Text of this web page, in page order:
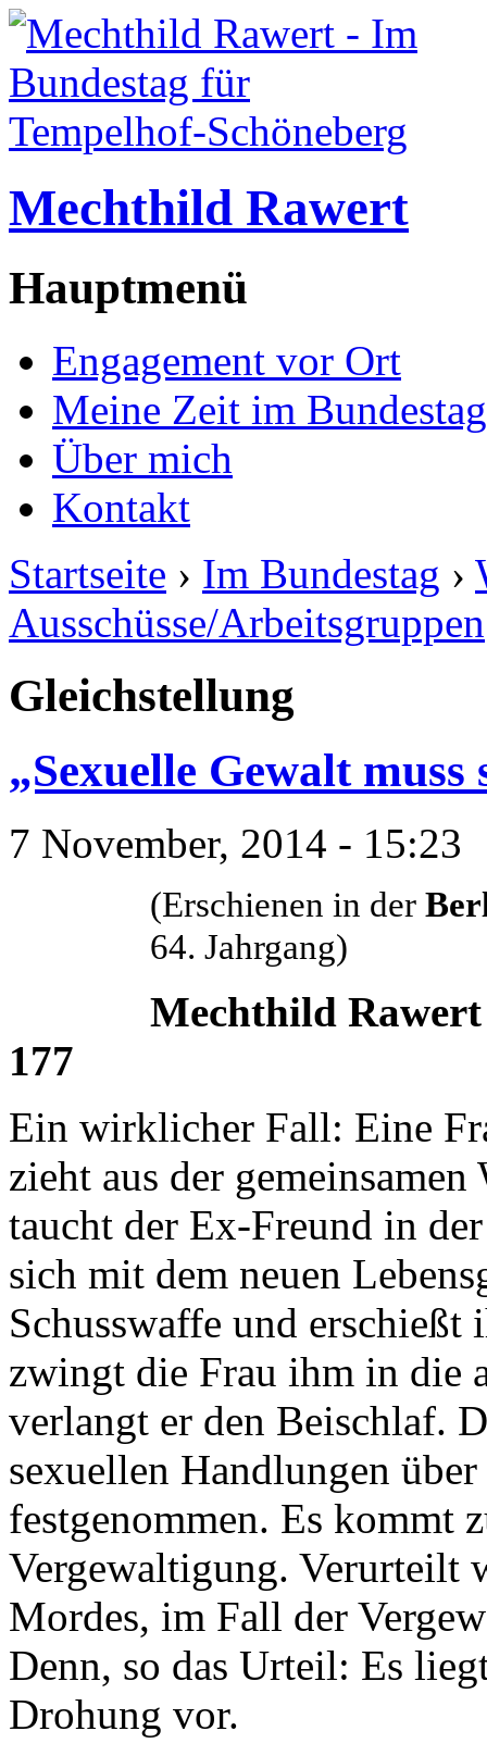
Mechthild Rawert
Hauptmenü
Engagement vor Ort
Meine Zeit im Bundestag
Über mich
Kontakt
Startseite › Im Bundestag ›
Ausschüsse/Arbeitsgruppen
Gleichstellung
„Sexuelle Gewalt
7 November, 2014 - 15:23
(Erschienen in der
64. Jahrgang)
Mechthild
177
Ein wirklicher Fall: Eine
zieht aus der
taucht der Ex-Freund in
sich mit dem neuen
Schusswaffe und
zwingt die Frau ihm in die
verlangt er den Beischlaf.
sexuellen Handlungen
festgenommen. Es kommt
Vergewaltigung. Verurteilt
Mordes, im Fall der
Denn, so das Urteil: Es
Drohung vor.